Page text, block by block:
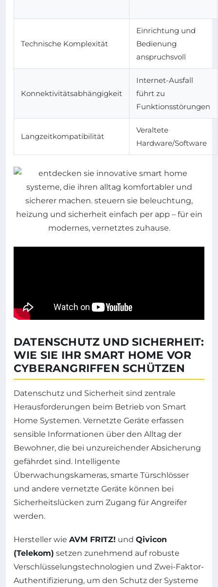
Technische Komplexität
Einrichtung und
Bedienung
anspruchsvoll
Konnektivitätsabhängigkeit
Internet-Ausfall
führt zu
Funktionsstörungen
Langzeitkompatibilität
Veraltete
Hardware/Software
DATENSCHUTZ UND SICHERHEIT:
WIE SIE IHR SMART HOME VOR
CYBERANGRIFFEN SCHÜTZEN
Datenschutz und Sicherheit sind zentrale
Herausforderungen beim Betrieb von Smart
Home Systemen. Vernetzte Geräte erfassen
sensible Informationen über den Alltag der
Bewohner, die bei unzureichender Absicherung
gefährdet sind. Intelligente
Überwachungskameras, smarte Türschlösser
und andere vernetzte Geräte können bei
Sicherheitslücken zum Zugang für Angreifer
werden.
Hersteller wie AVM FRITZ! und Qivicon
(Telekom) setzen zunehmend auf robuste
Verschlüsselungstechnologien und Zwei-Faktor-
Authentifizierung, um den Schutz der Systeme